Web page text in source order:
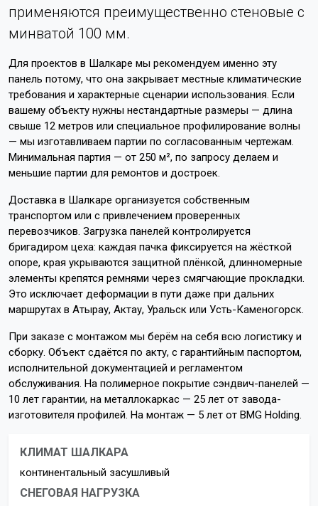
применяются преимущественно стеновые с
минватой 100 мм.
Для проектов в Шалкаре мы рекомендуем именно эту
панель потому, что она закрывает местные климатические
требования и характерные сценарии использования. Если
вашему объекту нужны нестандартные размеры — длина
свыше 12 метров или специальное профилирование волны
— мы изготавливаем партии по согласованным чертежам.
Минимальная партия — от 250 м², по запросу делаем и
меньшие партии для ремонтов и достроек.
Доставка в Шалкаре организуется собственным
транспортом или с привлечением проверенных
перевозчиков. Загрузка панелей контролируется
бригадиром цеха: каждая пачка фиксируется на жёсткой
опоре, края укрываются защитной плёнкой, длинномерные
элементы крепятся ремнями через смягчающие прокладки.
Это исключает деформации в пути даже при дальних
маршрутах в Атырау, Актау, Уральск или Усть-Каменогорск.
При заказе с монтажом мы берём на себя всю логистику и
сборку. Объект сдаётся по акту, с гарантийным паспортом,
исполнительной документацией и регламентом
обслуживания. На полимерное покрытие сэндвич-панелей —
10 лет гарантии, на металлокаркас — 25 лет от завода-
изготовителя профилей. На монтаж — 5 лет от BMG Holding.
КЛИМАТ ШАЛКАРА
континентальный засушливый
СНЕГОВАЯ НАГРУЗКА